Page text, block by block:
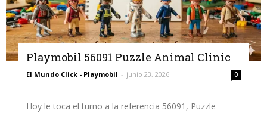
Playmobil 56091 Puzzle Animal Clinic
El Mundo Click - Playmobil - junio 23, 2026 0
Hoy le toca el turno a la referencia 56091, Puzzle